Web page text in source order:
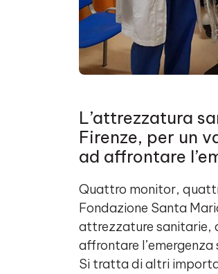
L’attrezzatura
Firenze, per un
ad affrontare
Quattro monitor,
Fondazione Santa
attrezzature sanitarie,
affrontare
Si tratta di altri